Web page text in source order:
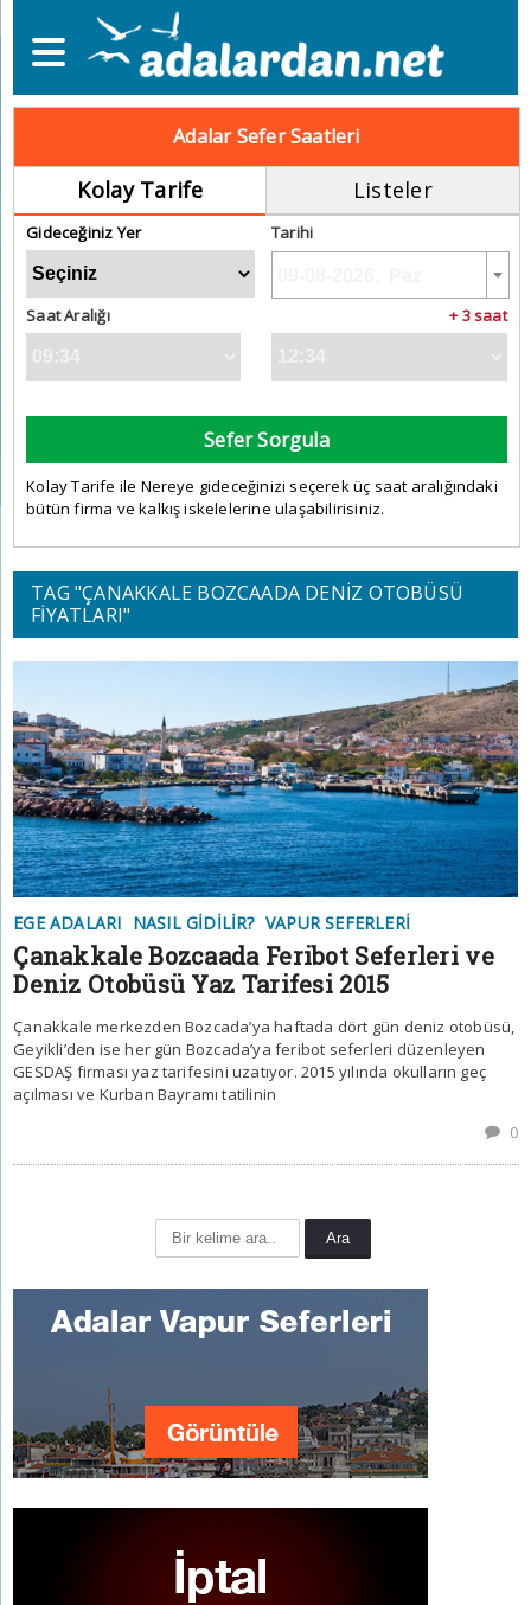
Adalar Sefer Saatleri
Kolay Tarife Listeler
Gideceğiniz Yer Tarihi
Saat Aralığı + 3 saat
Sefer Sorgula
Kolay Tarife ile Nereye gideceğinizi seçerek üç saat aralığındaki
bütün firma ve kalkış iskelelerine ulaşabilirisiniz.
TAG "ÇANAKKALE BOZCAADA DENIZ OTOBÜSÜ
FIYATLARI"
EGE ADALARI NASIL GIDILIR? VAPUR SEFERLERI
Çanakkale Bozcaada Feribot Seferleri ve
Deniz Otobüsü Yaz Tarifesi 2015
Çanakkale merkezden Bozcada’ya haftada dört gün deniz otobüsü,
Geyikli’den ise her gün Bozcada’ya feribot seferleri düzenleyen
GESDAŞ firması yaz tarifesini uzatıyor. 2015 yılında okulların geç
açılması ve Kurban Bayramı tatilinin
0